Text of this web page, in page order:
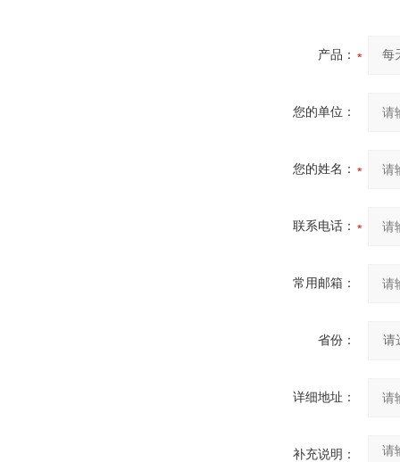
产品：
您的单位：
您的姓名：
联系电话：
常用邮箱：
省份：
详细地址：
补充说明：